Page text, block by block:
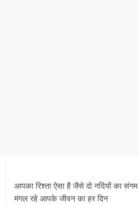
आपका रिश्ता ऐसा है जैसे दो नदियों का संगम
मंगल रहे आपके जीवन का हर दिन